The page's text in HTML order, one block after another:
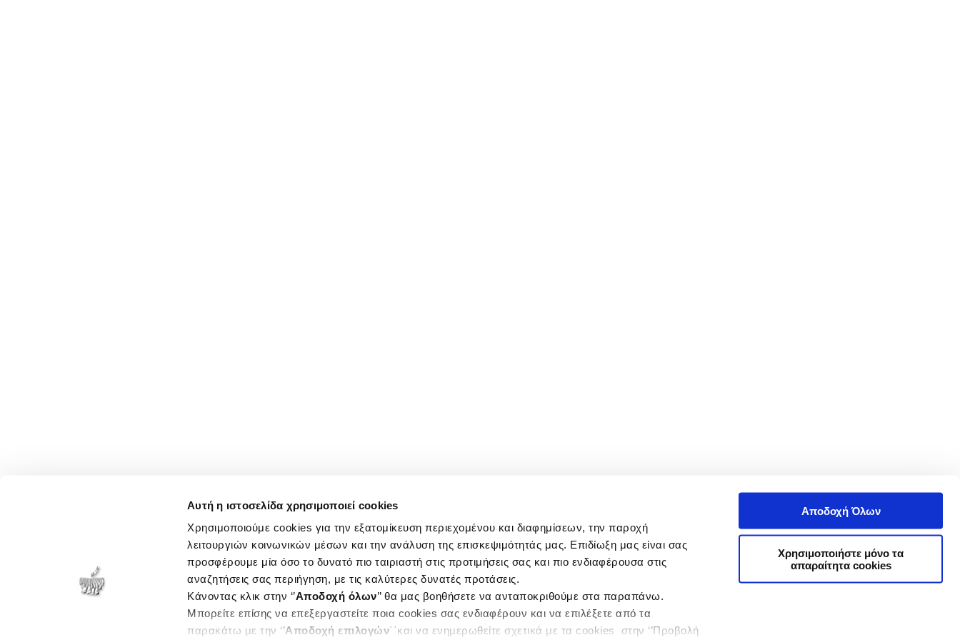
Αυτή η ιστοσελίδα χρησιμοποιεί cookies
Χρησιμοποιούμε cookies για την εξατομίκευση περιεχομένου και διαφημίσεων, την παροχή
λειτουργιών κοινωνικών μέσων και την ανάλυση της επισκεψιμότητάς μας. Επιδίωξη μας είναι σας
προσφέρουμε μία όσο το δυνατό πιο ταιριαστή στις προτιμήσεις σας και πιο ενδιαφέρουσα στις
αναζητήσεις σας περιήγηση, με τις καλύτερες δυνατές προτάσεις.
Κάνοντας κλικ στην ‘’Αποδοχή όλων’’ θα μας βοηθήσετε να ανταποκριθούμε στα παραπάνω.
Μπορείτε επίσης να επεξεργαστείτε ποια cookies σας ενδιαφέρουν και να επιλέξετε από τα
παρακάτω με την ‘’Αποδοχή επιλογών΄΄και να ενημερωθείτε σχετικά με τα cookies στην ‘’Προβολή
Αποδοχή Όλων
Χρησιμοποιήστε μόνο τα
απαραίτητα cookies